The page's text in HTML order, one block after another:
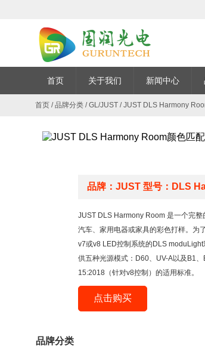
首页 关于我们 新闻中心
首页 /品牌分类 /GL/JUST /JUST DLS Harmony
品牌：JUST 型号：DLS
JUST DLS Harmony Room 是一个完
汽车、家用电器或家具的彩色打样。为
v7或v8 LED控制系统的DLS
供五种光源模式：D60、UV-A以及B1
15:2018（针对v8控制）的适用标准。
点击购买
品牌分类